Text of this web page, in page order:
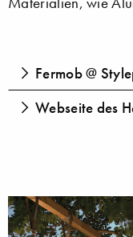
Fermob @
Webseite des